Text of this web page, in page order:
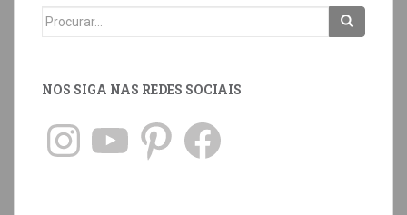
NOS SIGA NAS REDES SOCIAIS